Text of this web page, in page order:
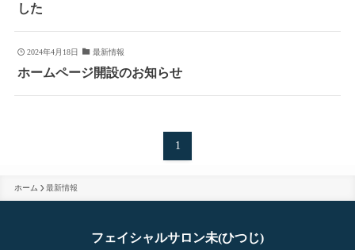
した
2024年4月18日 最新情報
ホームページ開設のお知らせ
1
ホーム 最新情報
フェイシャルサロン未(ひつじ)